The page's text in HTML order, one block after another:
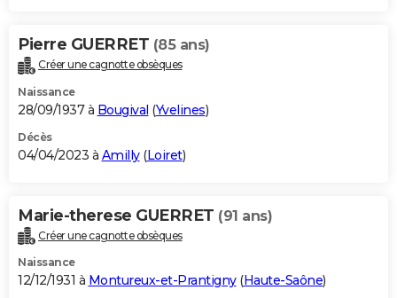
Pierre GUERRET (85 ans)
Créer une cagnotte obsèques
Naissance
28/09/1937 à Bougival (Yvelines)
Décès
04/04/2023 à Amilly(Loiret)
Marie-therese GUERRET (91 ans)
Créer une cagnotte obsèques
Naissance
12/12/1931 à Montureux-et-Prantigny(Haute-Saône)